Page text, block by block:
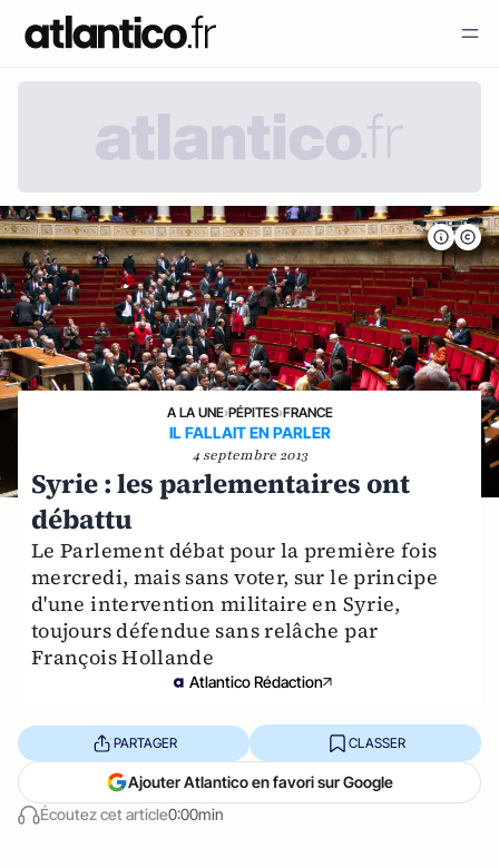
A LA UNE›PÉPITES›FRANCE
IL FALLAIT EN PARLER
4 septembre 2013
Syrie : les parlementaires ont
débattu
Le Parlement débat pour la première fois
mercredi, mais sans voter, sur le principe
d'une intervention militaire en Syrie,
toujours défendue sans relâche par
François Hollande
Atlantico Rédaction
Écoutez cet article0:00min
PARTAGER CLASSER
Ajouter Atlantico en favori sur Google